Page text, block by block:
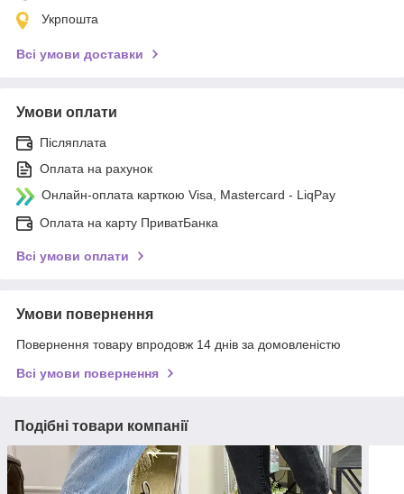
Укрпошта
Всі умови доставки
Умови оплати
Післяплата
Оплата на рахунок
Онлайн-оплата карткою Visa, Mastercard - LiqPay
Оплата на карту ПриватБанка
Всі умови оплати
Умови повернення
Повернення товару впродовж 14 днів за домовленістю
Всі умови повернення
Подібні товари компанії